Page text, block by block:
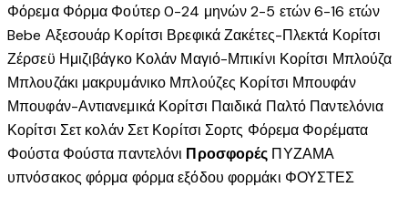
Φόρεμα Φόρμα Φούτερ0-24 μηνών2-5 ετών6-16 ετών
Bebe Αξεσουάρ Κορίτσι ΒρεφικάΖακέτες-Πλεκτά Κορίτσι
Ζέρσεϋ Ημιζιβάγκο Κολάν Μαγιό-Μπικίνι Κορίτσι Μπλούζα
Μπλουζάκι μακρυμάνικο Μπλούζες Κορίτσι Μπουφάν
Μπουφάν-Αντιανεμικά Κορίτσι Παιδικά Παλτό Παντελόνια
Κορίτσι Σετ κολάν Σετ Κορίτσι Σορτς Φόρεμα Φορέματα
Φούστα Φούστα παντελόνι Προσφορές ΠΥΖΑΜΑ
υπνόσακος φόρμα φόρμα εξόδου φορμάκι ΦΟΥΣΤΕΣ